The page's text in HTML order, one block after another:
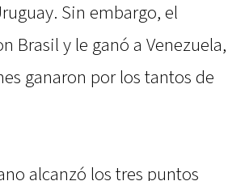
Sin embargo, el
Brasil y le ganó a Venezuela,
ganaron por los tantos de
alcanzó los tres puntos